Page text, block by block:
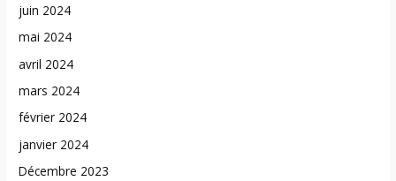
juin 2024
mai 2024
avril 2024
mars 2024
février 2024
janvier 2024
Décembre 2023